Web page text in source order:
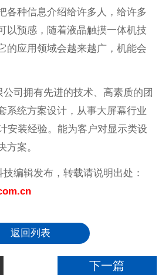
各种信息介绍给许多人，给许多
以预感，随着液晶触摸一体机技
的应用领域会越来越广，机能会
司拥有先进的技术、高素质的团
系统方案设计，从事大屏幕行业
安装经验。能为客户对显示类设
方案。
编辑发布，转载请说明出处：
返回列表
下一篇